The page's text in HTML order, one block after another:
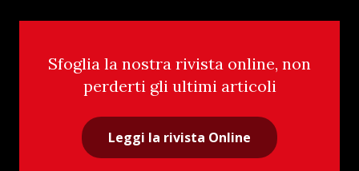
Sfoglia la nostra rivista online, non
perderti gli ultimi articoli
Leggi la rivista Online